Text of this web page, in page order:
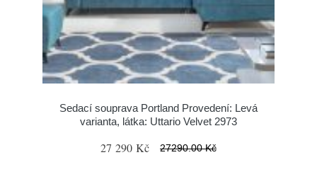
Sedací souprava Portland Provedení: Levá
varianta, látka: Uttario Velvet 2973
27 290 Kč 27290.00 Kč